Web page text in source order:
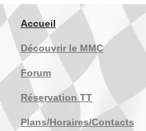
Accueil
Découvrir le MMC
Forum
Réservation TT
Plans/Horaires/Contacts